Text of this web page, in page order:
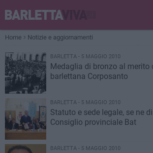
Home Notizie e aggiornamenti
BARLETTA - 5 MAGGIO 2010
Medaglia di bronzo al merito
barlettana Corposanto
BARLETTA - 5 MAGGIO 2010
Statuto e sede legale, se ne
Consiglio provinciale Bat
BARLETTA - 5 MAGGIO 2010